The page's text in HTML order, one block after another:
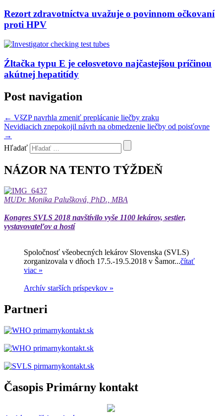
Rezort zdravotníctva uvažuje o povinnom očkovaní
proti HPV
Źltačka typu E je celosvetovo najčastejšou príčinou
akútnej hepatitídy
Post navigation
← VšZP navrhla zmeniť preplácanie liečby zraku
Nevidiacich znepokojil návrh na obmedzenie liečby od poisťovne
→
Hľadať
NÁZOR NA TENTO TÝŽDEŇ
MUDr. Monika Palušková, PhD., MBA
Kongres SVLS 2018 navštívilo vyše 1100 lekárov, sestier,
vystavovateľov a hostí
Spoločnosť všeobecných lekárov Slovenska (SVLS)
zorganizovala v dňoch 17.5.-19.5.2018 v Šamor...čítať
viac »
Archív starších príspevkov »
Partneri
Časopis Primárny kontakt